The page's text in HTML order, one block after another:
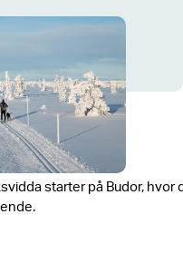
starter på Budor,